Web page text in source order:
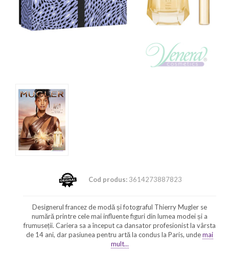
Cod produs:3614273887823
Designerul francez de modă și fotograful Thierry Mugler se
numără printre cele mai influente figuri din lumea modei și a
frumuseții. Cariera sa a început ca dansator profesionist la vârsta
de 14 ani, dar pasiunea pentru artă la condus la Paris, undemai
mult...